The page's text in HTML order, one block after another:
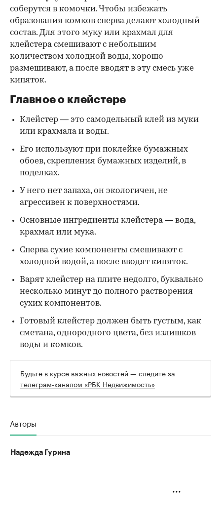
соберутся в комочки. Чтобы избежать
образования комков сперва делают холодный
состав. Для этого муку или крахмал для
клейстера смешивают с небольшим
количеством холодной воды, хорошо
размешивают, а после вводят в эту смесь уже
кипяток.
Главное о клейстере
Клейстер — это самодельный клей из муки
или крахмала и воды.
Его используют при поклейке бумажных
обоев, скрепления бумажных изделий, в
поделках.
У него нет запаха, он экологичен, не
агрессивен к поверхностями.
Основные ингредиенты клейстера — вода,
крахмал или мука.
Сперва сухие компоненты смешивают с
холодной водой, а после вводят кипяток.
Варят клейстер на плите недолго, буквально
несколько минут до полного растворения
сухих компонентов.
Готовый клейстер должен быть густым, как
сметана, однородного цвета, без излишков
воды и комков.
Будьте в курсе важных новостей — следите за
телеграм-каналом «РБК Недвижимость»
Авторы
Надежда Гурина